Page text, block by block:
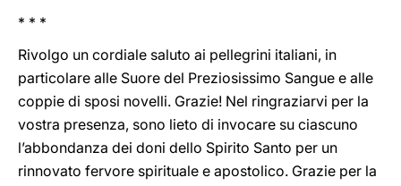
* * *
Rivolgo un cordiale saluto ai pellegrini italiani, in
particolare alle Suore del Preziosissimo Sangue e alle
coppie di sposi novelli. Grazie! Nel ringraziarvi per la
vostra presenza, sono lieto di invocare su ciascuno
l’abbondanza dei doni dello Spirito Santo per un
rinnovato fervore spirituale e apostolico. Grazie per la